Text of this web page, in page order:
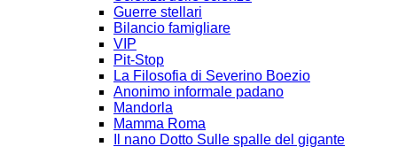
Guerre stellari
Bilancio famigliare
VIP
Pit-Stop
La Filosofia di Severino Boezio
Anonimo informale padano
Mandorla
Mamma Roma
Il nano Dotto Sulle spalle del gigante